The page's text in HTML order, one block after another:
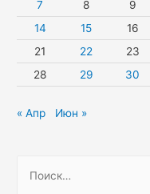
7
8 9
14
15 16
21
22 23
28
29 30
« Апр Июн »